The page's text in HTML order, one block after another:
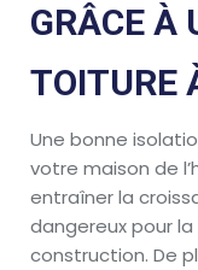
GRÂCE À
TOITURE
Une bonne
votre maison de
entraîner la
dangereux pour
construction. De